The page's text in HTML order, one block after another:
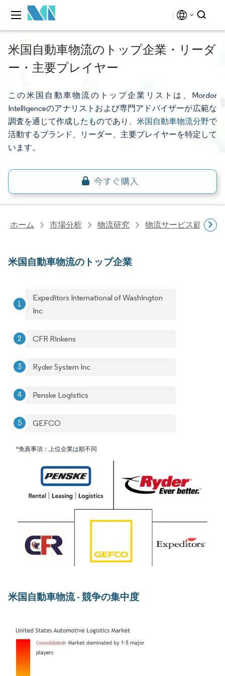
米国自動車物流のトップ企業・リーダ
ー・主要プレイヤー
この米国自動車物流のトップ企業リストは、Mordor
Intelligenceのアナリストおよび専門アドバイザーが広範な
調査を通じて作成したものであり、 米国自動車物流分野で
活動するブランド、リーダー、主要プレイヤーを特定して
います。
ホーム 市場分析 物流研究 物流サービス顧客研究
米国自動車物流のトップ企業
Expeditors International of Washington
Inc
CFR Rinkens
Ryder System Inc
Penske Logistics
GEFCO
*免責事項：上位企業は順不同
米国自動車物流 - 競争の集中度